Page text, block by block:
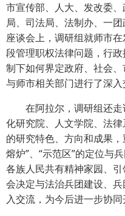
市宣传部、人大、发改委
局、司法局、法制办、一
座谈会上，调研组就师市
段管理职权法律问题，行
制下如何界定政府、社会
与师市相关部门进行了深入
在阿拉尔，调研组还
化研究院、人文学院、法
的研究特色、方向和成果
熔炉”、“示范区”的定位与
各族人民共有精神家园、
会决定与法治兵团建设、
入交流，为今后进一步协同